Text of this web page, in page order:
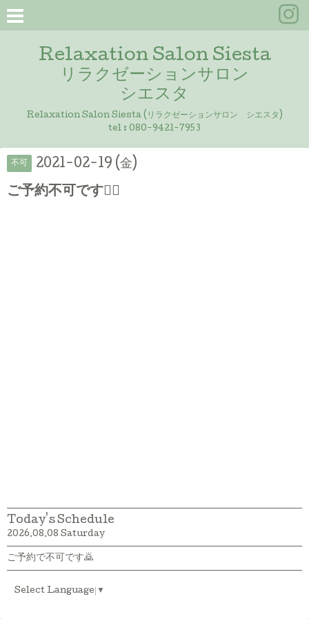
Relaxation Salon Siesta
リラクゼーションサロン
シエスタ
Relaxation Salon Siesta (リラクゼーションサロン シエスタ)
tel : 080-9421-7953
不可 2021-02-19 (金)
ご予約不可です🙇‍♀️
Today's Schedule
2026.08.08 Saturday
ご予約で不可です🙇
Select Language ▼